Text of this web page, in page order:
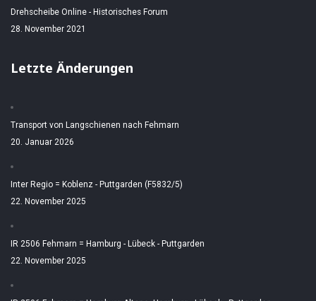
Drehscheibe Online - Historisches Forum
28. November 2021
Letzte Änderungen
Transport von Langschienen nach Fehmarn
20. Januar 2026
Inter Regio = Koblenz - Puttgarden (F5832/5)
22. November 2025
IR 2506 Fehmarn = Hamburg - Lübeck - Puttgarden
22. November 2025